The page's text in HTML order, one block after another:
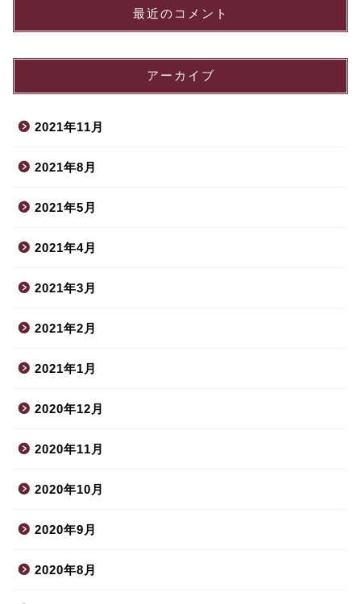
最近のコメント
アーカイブ
2021年11月
2021年8月
2021年5月
2021年4月
2021年3月
2021年2月
2021年1月
2020年12月
2020年11月
2020年10月
2020年9月
2020年8月